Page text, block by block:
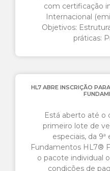
com certificação
Internacional
Objetivos:
práticas:
HL7 ABRE INSCRIÇÃO
Está aberto até o
primeiro lote de
especiais, da
Fundamentos HL7®
o pacote individual
condições de